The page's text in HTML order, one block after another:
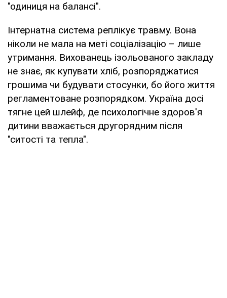
"одиниця на балансі".
Інтернатна система реплікує травму. Вона
ніколи не мала на меті соціалізацію – лише
утримання. Вихованець ізольованого закладу
не знає, як купувати хліб, розпоряджатися
грошима чи будувати стосунки, бо його життя
регламентоване розпорядком. Україна досі
тягне цей шлейф, де психологічне здоров'я
дитини вважається другорядним після
"ситості та тепла".